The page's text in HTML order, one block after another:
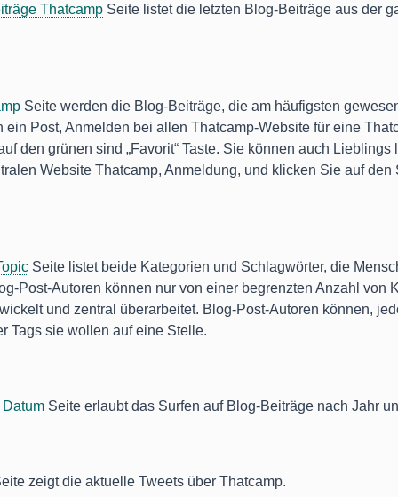
Thatcamp Seite listet die letzten Blog-Beiträge aus der
Seite werden die Blog-Beiträge, die am häufigsten
ein Post, Anmelden bei allen Thatcamp-Website für eine
den grünen sind „Favorit“ Taste. Sie können auch
Website Thatcamp, Anmeldung, und klicken Sie auf den
Seite listet beide Kategorien und Schlagwörter, die
Post-Autoren können nur von einer begrenzten Anzahl von
und zentral überarbeitet. Blog-Post-Autoren können,
Tags sie wollen auf eine Stelle.
Seite erlaubt das Surfen auf Blog-Beiträge nach Jahr
zeigt die aktuelle Tweets über Thatcamp.